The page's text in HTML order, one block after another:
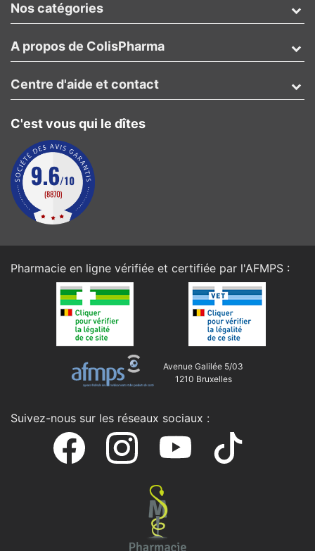
Nos catégories
A propos de ColisPharma
C'est vous qui le dîtes
Centre d'aide et contact
Pharmacie en ligne vérifiée et certifiée par l'AFMPS :
Avenue Galilée 5/03
1210 Bruxelles
Suivez-nous sur les réseaux sociaux :